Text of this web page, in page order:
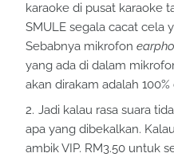
karaoke di pusat karaoke
SMULE segala cacat cela
Sebabnya mikrofon
yang ada di dalam
akan dirakam adalah 100%
Jadi kalau rasa suara
apa yang dibekalkan.
ambik VIP. RM3.50 untuk